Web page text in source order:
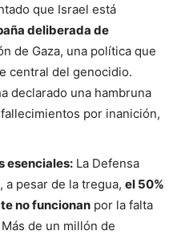
que Israel está
deliberada de
de Gaza, una política que
central del genocidio.
declarado una hambruna
por inanición,
esenciales: La Defensa
a pesar de la tregua, el 50%
no funcionan por la falta
de un millón de